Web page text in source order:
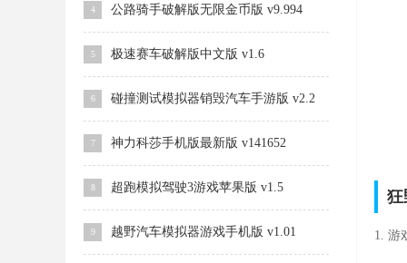
4 公路骑手破解版无限金币版 v9.994
5 极速赛车破解版中文版 v1.6
6 碰撞测试模拟器销毁汽车手游版 v2.2
7 神力科莎手机版最新版 v141652
8 超跑模拟驾驶3游戏苹果版 v1.5
9 越野汽车模拟器游戏手机版 v1.01
狂
1. 游